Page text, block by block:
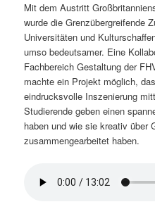
Mit dem Austritt
wurde die Grenzübergreifende
Universitäten und
umso bedeutsamer. Eine
Fachbereich Gestaltung der
machte ein Projekt möglich,
eindrucksvolle Inszenierung
Studierende geben einen
haben und wie sie kreativ über
zusammengearbeitet haben.